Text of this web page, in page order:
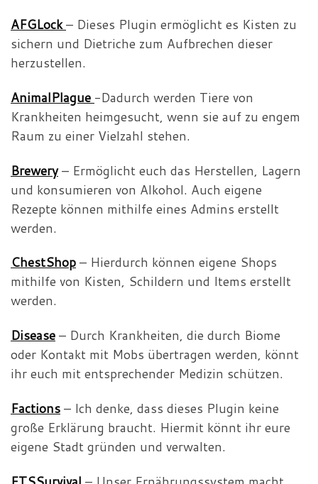
AFGLock– Dieses Plugin ermöglicht es Kisten zu
sichern und Dietriche zum Aufbrechen dieser
herzustellen.
AnimalPlague -Dadurch werden Tiere von
Krankheiten heimgesucht, wenn sie auf zu engem
Raum zu einer Vielzahl stehen.
Brewery– Ermöglicht euch das Herstellen, Lagern
und konsumieren von Alkohol. Auch eigene
Rezepte können mithilfe eines Admins erstellt
werden.
ChestShop – Hierdurch können eigene Shops
mithilfe von Kisten, Schildern und Items erstellt
werden.
Disease – Durch Krankheiten, die durch Biome
oder Kontakt mit Mobs übertragen werden, könnt
ihr euch mit entsprechender Medizin schützen.
Factions – Ich denke, dass dieses Plugin keine
große Erklärung braucht. Hiermit könnt ihr eure
eigene Stadt gründen und verwalten.